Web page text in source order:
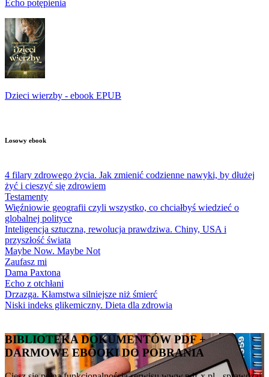
Echo potępienia
Dzieci wierzby - ebook EPUB
Losowy ebook
4 filary zdrowego życia. Jak zmienić codzienne nawyki, by dłużej
żyć i cieszyć się zdrowiem
Testamenty
Więźniowie geografii czyli wszystko, co chciałbyś wiedzieć o
globalnej polityce
Inteligencja sztuczna, rewolucja prawdziwa. Chiny, USA i
przyszłość świata
Maybe Now. Maybe Not
Zaufasz mi
Dama Paxtona
Echo z otchłani
Drzazga. Kłamstwa silniejsze niż śmierć
Niski indeks glikemiczny. Dieta dla zdrowia
BIBLIOTEKA DOKUMENTÓW PDF +
DARMOWE EBOOKI DO POBRANIA